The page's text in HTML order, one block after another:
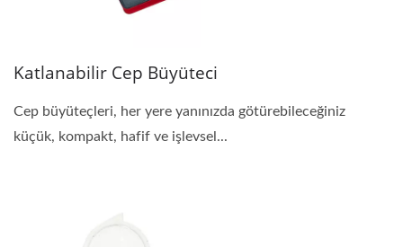
Katlanabilir Cep Büyüteci
Cep büyüteçleri, her yere yanınızda götürebileceğiniz
küçük, kompakt, hafif ve işlevsel...